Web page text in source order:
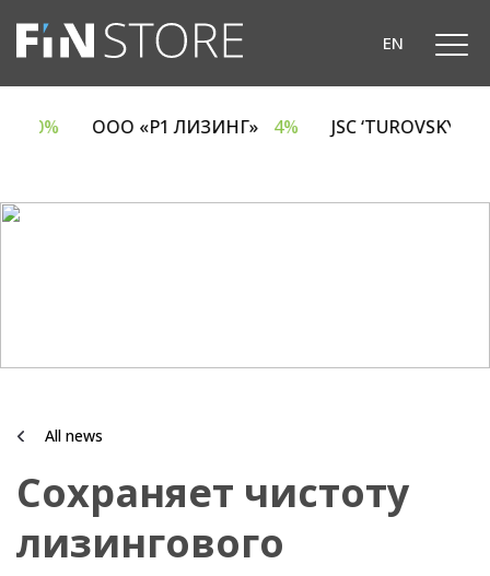
EN
6.70% ООО «Р1 ЛИЗИНГ» 4% JSC ‘TUROVSKY
All news
Сохраняет чистоту
лизингового